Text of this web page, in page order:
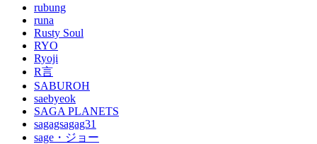
rubung
runa
Rusty Soul
RYO
Ryoji
R言
SABUROH
saebyeok
SAGA PLANETS
sagagsagag31
sage・ジョー